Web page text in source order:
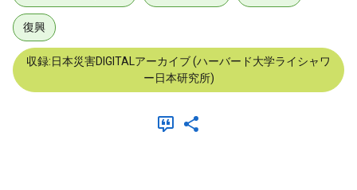
復興
収録:日本災害DIGITALアーカイブ (ハーバード大学ライシャワ
ー日本研究所)